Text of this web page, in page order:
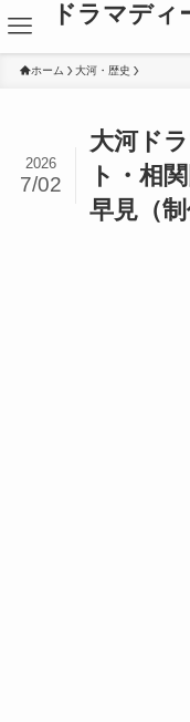
ドラマディ
ホーム 大河・歴史
大河ド
ト・相
早見（制
2026
7/02